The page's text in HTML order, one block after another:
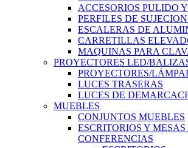
ACCESORIOS PULIDO
PERFILES DE
ESCALERAS DE
CARRETILLAS
MAQUINAS PARA
PROYECTORES LED/
PROYECTORES/
LUCES TRASERAS
LUCES DE
MUEBLES
CONJUNTOS MUEBLES
ESCRITORIOS Y MESAS
CONFERENCIAS